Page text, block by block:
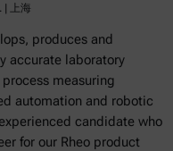
| 上海
produces and
accurate laboratory
measuring
automation and robotic
candidate who
for our Rheo product